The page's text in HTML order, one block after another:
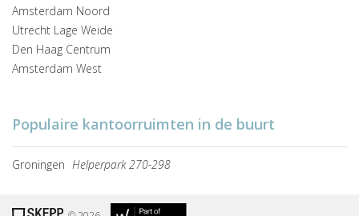
Amsterdam Noord
Utrecht Lage Weide
Den Haag Centrum
Amsterdam West
Populaire kantoorruimten in de buurt
Groningen Helperpark 270-298